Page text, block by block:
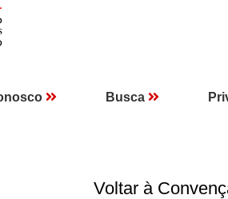
Busca
Voltar à